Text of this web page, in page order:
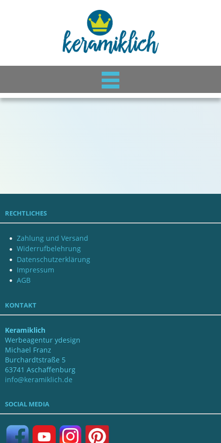
RECHTLICHES
Zahlung und Versand
Widerrufbelehrung
Datenschutzerklärung
Impressum
AGB
KONTAKT
Keramiklich
Werbeagentur ydesign
Michael Franz
Burchardtstraße 5
63741 Aschaffenburg
info@keramiklich.de
SOCIAL MEDIA